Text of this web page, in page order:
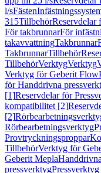
l/sFästen
315TillbehörReservdelar
För takbrunnarFör
takavvattningTakbrunnar
TakbrunnarTillbehör
TillbehörVerktygVerktyg
Verktyg för Geberit
för Handdrivna
[1]Reservdelar för
kompatibilitet [2]
[2]
Rörbearbetningsverktyg
Provtryckningsproppar
TillbehörVerktyg för
Geberit Mepla
pressverktyg